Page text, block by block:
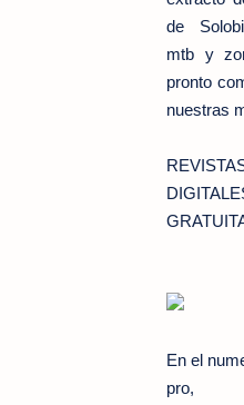
de
mtb y
pronto
nuestras
En el
pro,